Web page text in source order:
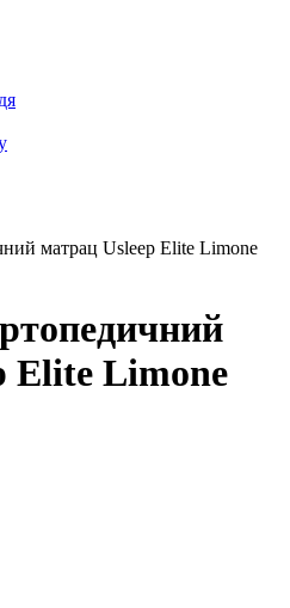
матрац Usleep Elite Limone
Elite Limone